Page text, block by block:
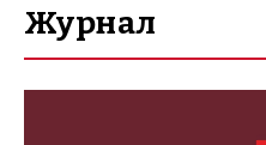
Журнал